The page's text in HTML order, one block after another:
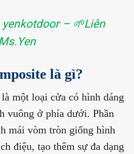
– 🌱Liên
là gì?
là một loại cửa có hình dáng
vuông ở phía dưới. Phần
mái vòm tròn giống hình
điệu, tạo thêm sự đa dạng